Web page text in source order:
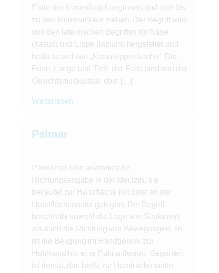
Ende der Nasenflügel beginnen und sich bis
zu den Mundwinkeln ziehen. Der Begriff wird
von den lateinischen Begriffen für Nase
(nasus) und Lippe (labium) hergeleitet und
heißt so viel wie „Nasenlippenfurche“. Die
Form, Länge und Tiefe der Falte sind von der
Gesichtsmuskulatur, dem […]
Weiterlesen
Palmar
Palmar ist eine anatomische
Richtungsangabe in der Medizin, sie
bedeutet zur Handfläche hin oder an der
Handflächenseite gelegen. Der Begriff
beschreibt sowohl die Lage von Strukturen
als auch die Richtung von Bewegungen, so
ist die Beugung im Handgelenk zur
Hohlhand hin eine Palmarflexion. Gegenteil
ist dorsal, das heißt zur Handrückenseite